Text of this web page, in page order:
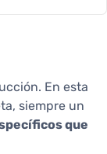
En esta
siempre un
que